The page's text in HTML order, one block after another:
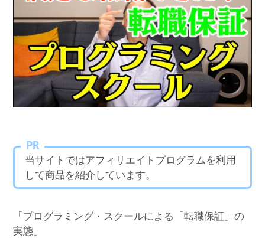
PR
当サイトではアフィリエイトプログラムを利用
して商品を紹介しています。
「プログラミング・スクールによる「転職保証」の
実態」